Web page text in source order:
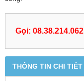
Gọi: 08.38.214.062
THÔNG TIN CHI TIẾT